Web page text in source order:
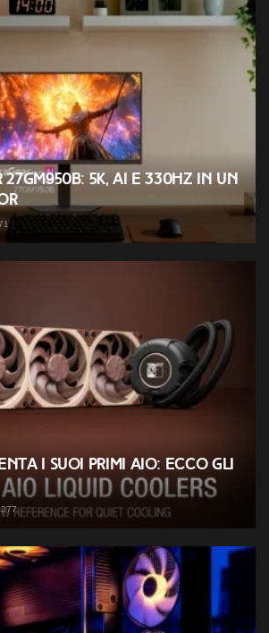
5K, AI e 330Hz in un
i suoi primi AIO: ecco gli